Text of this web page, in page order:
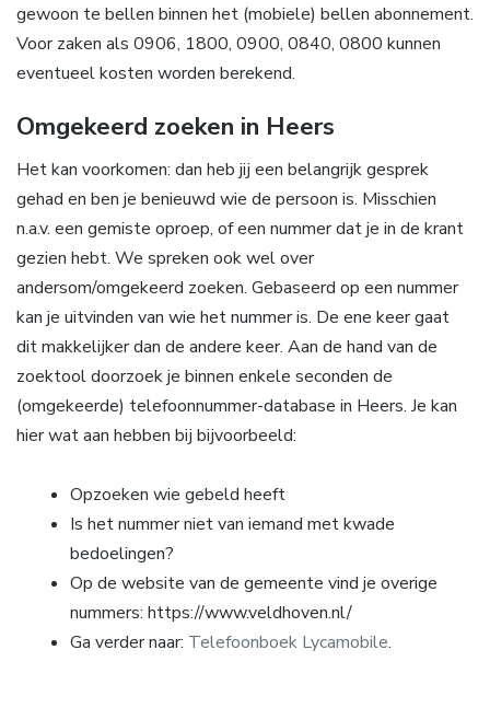
gewoon te bellen binnen het (mobiele) bellen abonnement.
Voor zaken als 0906, 1800, 0900, 0840, 0800 kunnen
eventueel kosten worden berekend.
Omgekeerd zoeken in Heers
Het kan voorkomen: dan heb jij een belangrijk gesprek
gehad en ben je benieuwd wie de persoon is. Misschien
n.a.v. een gemiste oproep, of een nummer dat je in de krant
gezien hebt. We spreken ook wel over
andersom/omgekeerd zoeken. Gebaseerd op een nummer
kan je uitvinden van wie het nummer is. De ene keer gaat
dit makkelijker dan de andere keer. Aan de hand van de
zoektool doorzoek je binnen enkele seconden de
(omgekeerde) telefoonnummer-database in Heers. Je kan
hier wat aan hebben bij bijvoorbeeld:
Opzoeken wie gebeld heeft
Is het nummer niet van iemand met kwade
bedoelingen?
Op de website van de gemeente vind je overige
nummers: https://www.veldhoven.nl/
Ga verder naar: Telefoonboek Lycamobile.